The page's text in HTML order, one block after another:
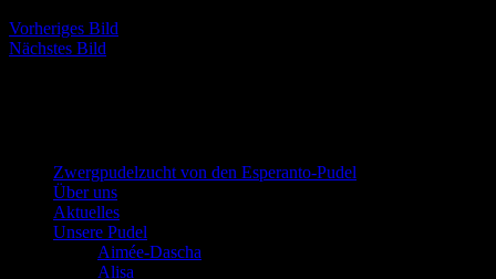
Vorheriges Bild
Nächstes Bild
Zwergpudelzucht von den Esperanto-Pudel
Über uns
Aktuelles
Unsere Pudel
Aimée-Dascha
Alisa